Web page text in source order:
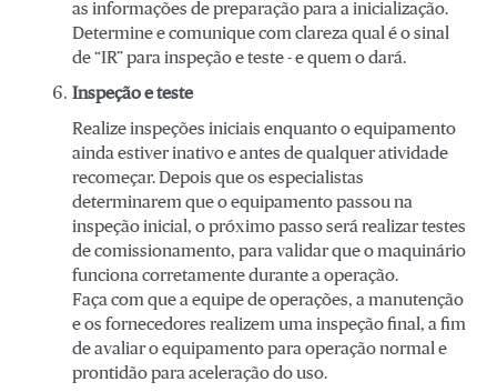
as informações de preparação para a inicialização.
Determine e comunique com clareza qual é o sinal
de “IR” para inspeção e teste - e quem o dará.
Inspeção e teste
Realize inspeções iniciais enquanto o equipamento
ainda estiver inativo e antes de qualquer atividade
recomeçar. Depois que os especialistas
determinarem que o equipamento passou na
inspeção inicial, o próximo passo será realizar testes
de comissionamento, para validar que o maquinário
funciona corretamente durante a operação.
Faça com que a equipe de operações, a manutenção
e os fornecedores realizem uma inspeção final, a fim
de avaliar o equipamento para operação normal e
prontidão para aceleração do uso.